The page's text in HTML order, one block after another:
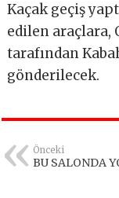
Kaçak geçiş
edilen araçlara,
tarafından
gönderilecek.
Önceki
BU SALONDA